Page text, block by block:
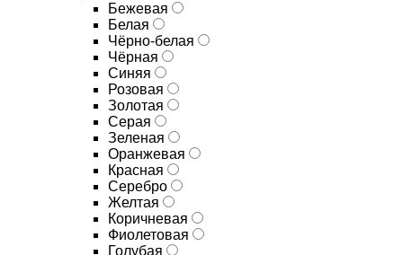
Бежевая
Белая
Чёрно-белая
Чёрная
Синяя
Розовая
Золотая
Серая
Зеленая
Оранжевая
Красная
Серебро
Желтая
Коричневая
Фиолетовая
Голубая